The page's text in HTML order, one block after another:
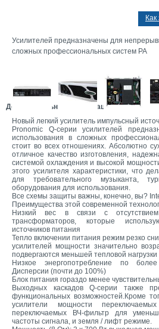
Как
Усилителей предназначены для
сложных профессиональных систем PA
Дополнительная информация:
Новый легкий усилитель импульсный
Pronomic Q-серии усилителей
использования в сложных
стоит во всех отношениях. Абсолютно
отличное качество изготовления,
системой охлаждения и высокой
этого усилителя характеристики, что
для требовательного музыканта,
оборудования для использования.
Все схемы защиты важны, конечно, вы?
Преимущества этой современной
Низкий вес в связи с
трансформаторов, которые
источников питания
Тепло включении питания режим резко
усилителей мощности значительно
подвергаются меньшей тепловой нагрузки
Низкое энергопотребление по
Дисперсии (почти до 100%)
Блок питания гораздо менее
Выходных каскадов Q-серии также
функциональных возможностей.Кроме
усилители мощности
переключаемых ВЧ-фильтр для
частоты сигнала, и земля / лифт режиме.